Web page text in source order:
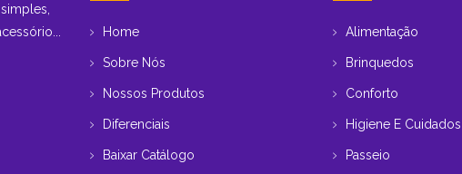
Home
Sobre Nós
Nossos Produtos
Diferenciais
Baixar Catálogo
Alimentação
Brinquedos
Conforto
Higiene E Cuidados
Passeio